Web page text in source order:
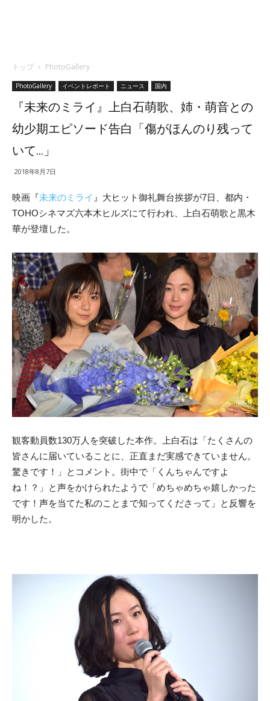
トップ PhotoGallery
PhotoGallery イベントレポート ニュース 国内
『未来のミライ』上白石萌歌、姉・萌音との
幼少期エピソード告白「傷がほんのり残って
いて…」
2018年8月7日
映画『未来のミライ 』大ヒット御礼舞台挨拶が7日、都内・
TOHOシネマズ六本木ヒルズにて行われ、上白石萌歌と黒木
華が登壇した。
観客動員数130万人を突破した本作。上白石は「たくさんの
皆さんに届いていることに、正直まだ実感できていません。
驚きです！」とコメント。街中で「くんちゃんですよ
ね！？」と声をかけられたようで「めちゃめちゃ嬉しかった
です！声を当てた私のことまで知ってくださって」と反響を
明かした。